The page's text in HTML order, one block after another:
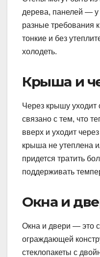
дерева, панелей — у
разные требования
тонкие и без
холодеть.
Крыша и
Через крышу уходит
связано с тем, что
вверх и уходит
крыша не утеплена
придется тратить
поддерживать
Окна и
Окна и двери — это
ограждающей
стеклопакеты с